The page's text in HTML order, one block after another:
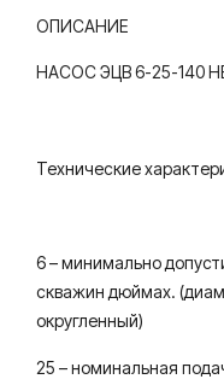
ОПИСАНИЕ
НАСОС ЭЦВ 6-25-140
Технические
6 – минимально
скважин дюймах.
округленный)
25 – номинальная